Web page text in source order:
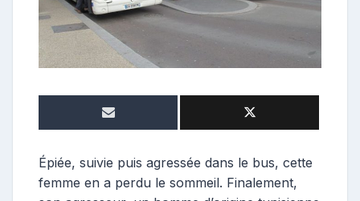
r
Épiée, suivie puis agressée dans le bus, cette
femme en a perdu le sommeil. Finalement,